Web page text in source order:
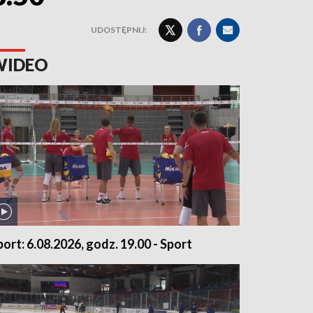
UDOSTĘPNIJ:
6.08.2026, godz. 19.00 - Sport